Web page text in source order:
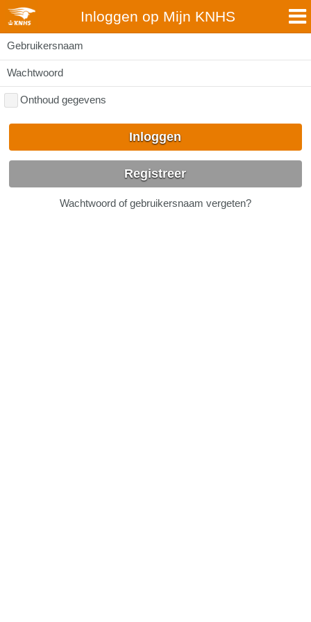
Inloggen op Mijn KNHS
Gebruikersnaam
Wachtwoord
Onthoud gegevens
Inloggen
Registreer
Wachtwoord of gebruikersnaam vergeten?